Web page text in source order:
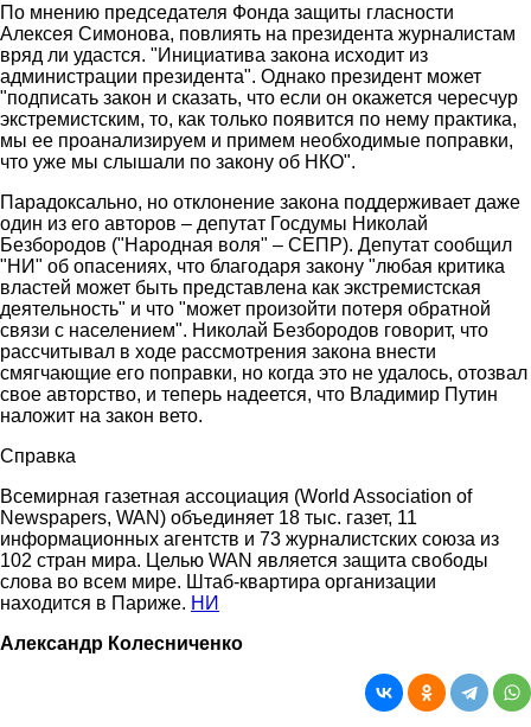
По мнению председателя Фонда защиты гласности
Алексея Симонова, повлиять на президента журналистам
вряд ли удастся. "Инициатива закона исходит из
администрации президента". Однако президент может
"подписать закон и сказать, что если он окажется чересчур
экстремистским, то, как только появится по нему практика,
мы ее проанализируем и примем необходимые поправки,
что уже мы слышали по закону об НКО".
Парадоксально, но отклонение закона поддерживает даже
один из его авторов – депутат Госдумы Николай
Безбородов ("Народная воля" – СЕПР). Депутат сообщил
"НИ" об опасениях, что благодаря закону "любая критика
властей может быть представлена как экстремистская
деятельность" и что "может произойти потеря обратной
связи с населением". Николай Безбородов говорит, что
рассчитывал в ходе рассмотрения закона внести
смягчающие его поправки, но когда это не удалось, отозвал
свое авторство, и теперь надеется, что Владимир Путин
наложит на закон вето.
Справка
Всемирная газетная ассоциация (World Association of
Newspapers, WAN) объединяет 18 тыс. газет, 11
информационных агентств и 73 журналистских союза из
102 стран мира. Целью WAN является защита свободы
слова во всем мире. Штаб-квартира организации
находится в Париже. НИ
Александр Колесниченко